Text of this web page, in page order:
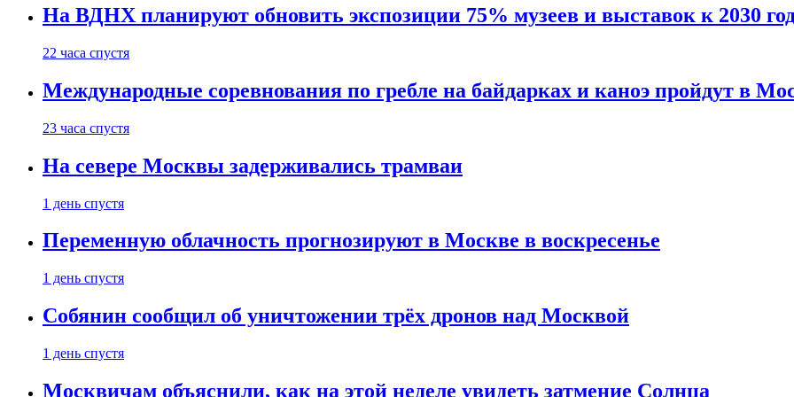
На ВДНХ планируют обновить экспозиции 75% музеев и выставок к 2030
22 часа спустя
Международные соревнования по гребле на байдарках и каноэ пройдут в
23 часа спустя
На севере Москвы задерживались трамваи
1 день спустя
Переменную облачность прогнозируют в Москве в воскресенье
1 день спустя
Собянин сообщил об уничтожении трёх дронов над Москвой
1 день спустя
Москвичам объяснили, как на этой неделе увидеть затмение Солнца